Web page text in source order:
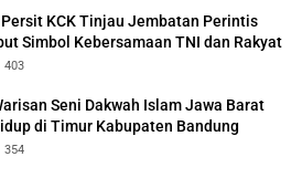
KCK Tinjau Jembatan Perintis
Simbol Kebersamaan TNI dan Rakyat
403
Seni Dakwah Islam Jawa Barat
di Timur Kabupaten Bandung
354